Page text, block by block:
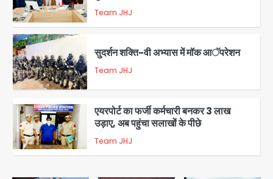
3
Team JHJ
4
सुदर्शन शक्ति-वी अभ्यास में मॉक आॅपरेशन
Team JHJ
5
एयरपोर्ट का फर्जी कर्मचारी बनकर 3 लाख
उड़ाए, अब पहुंचा सलाखों के पीछे
Team JHJ
Noida Sector-49: सेक्टर-49 में 18